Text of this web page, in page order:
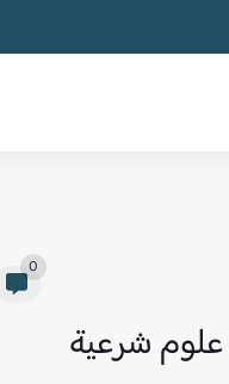
0
علوم شرعية